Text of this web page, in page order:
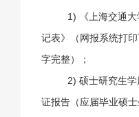
1) 《上海交通
记表》（网报系统打
字完整）；
2) 硕士研究生
证报告（应届毕业硕